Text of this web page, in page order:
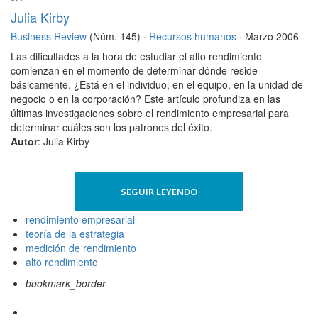
Julia Kirby
Business Review (Núm. 145) · Recursos humanos · Marzo 2006
Las dificultades a la hora de estudiar el alto rendimiento
comienzan en el momento de determinar dónde reside
básicamente. ¿Está en el individuo, en el equipo, en la unidad de
negocio o en la corporación? Este artículo profundiza en las
últimas investigaciones sobre el rendimiento empresarial para
determinar cuáles son los patrones del éxito.
Autor: Julia Kirby
SEGUIR LEYENDO
rendimiento empresarial
teoría de la estrategia
medición de rendimiento
alto rendimiento
bookmark_border